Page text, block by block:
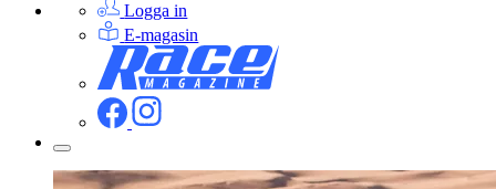
Logga in
E-magasin